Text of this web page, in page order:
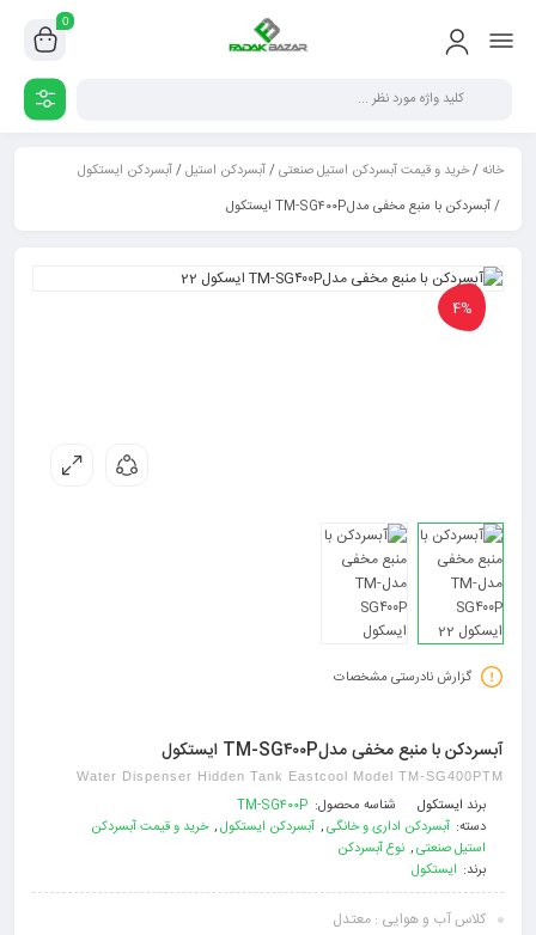
0
خانه/خرید و قیمت آبسردکن استیل صنعتی/آبسردکن استیل/آبسردکن ایستکول
/ آبسردکن با منبع مخفی مدلTM-SG۴۰۰P ایستکول
4%
گزارش نادرستی مشخصات
آبسردکن با منبع مخفی مدلTM-SG۴۰۰P ایستکول
Water Dispenser Hidden Tank Eastcool Model TM-SG400PTM
برند ایستکول شناسه محصول: TM-SG۴۰۰P
دسته: آبسردکن اداری و خانگی, آبسردکن ایستکول, خرید و قیمت آبسردکن
استیل صنعتی, نوع آبسردکن
برند: ایستکول
کلاس آب و هوایی : معتدل